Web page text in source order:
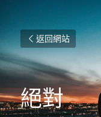
返回網站
絕對